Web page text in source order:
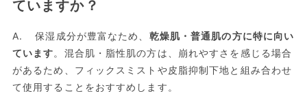
ていますか？
A. 保湿成分が豊富なため、 乾燥肌・普通肌の方に特に向い
ています。混合肌・脂性肌の方は、崩れやすさを感じる場合
があるため、フィックスミストや皮脂抑制下地と組み合わせ
て使用することをおすすめします。